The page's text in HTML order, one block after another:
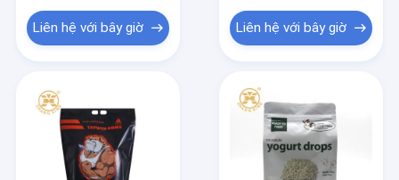
Các sản phẩm
về chúng tôi
Liên hệ với bây giờ Liên hệ với bây giờ